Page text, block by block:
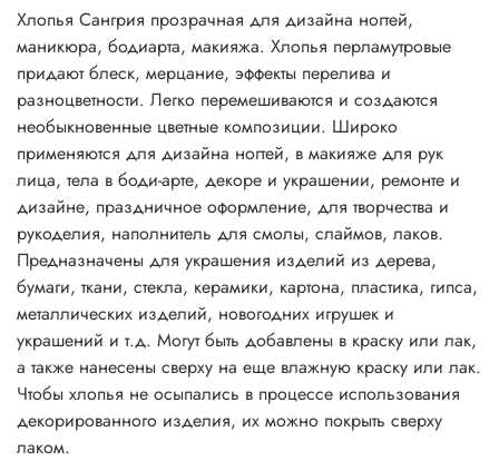
Хлопья Сангрия прозрачная для дизайна ногтей,
маникюра, бодиарта, макияжа. Хлопья перламутровые
придают блеск, мерцание, эффекты перелива и
разноцветности. Легко перемешиваются и создаются
необыкновенные цветные композиции. Широко
применяются для дизайна ногтей, в макияже для рук
лица, тела в боди-арте, декоре и украшении, ремонте и
дизайне, праздничное оформление, для творчества и
рукоделия, наполнитель для смолы, слаймов, лаков.
Предназначены для украшения изделий из дерева,
бумаги, ткани, стекла, керамики, картона, пластика, гипса,
металлических изделий, новогодних игрушек и
украшений и т.д. Могут быть добавлены в краску или лак,
а также нанесены сверху на еще влажную краску или лак.
Чтобы хлопья не осыпались в процессе использования
декорированного изделия, их можно покрыть сверху
лаком.